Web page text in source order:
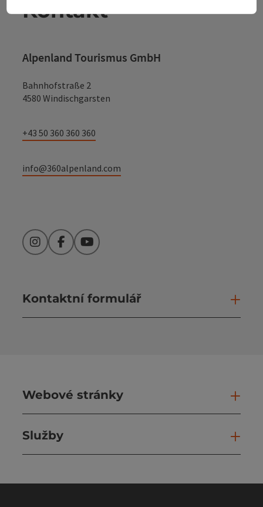
Kontakt
Alpenland Tourismus GmbH
Bahnhofstraße 2
4580 Windischgarsten
+43 50 360 360 360
info@360alpenland.com
InstagramFacebookYouTube
Kontaktní formulář
Webové stránky
Služby